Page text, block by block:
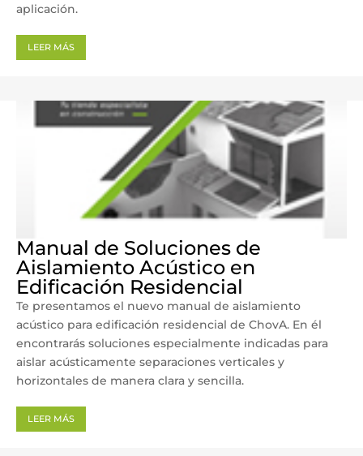
aplicación.
LEER MÁS
Manual de Soluciones de
Aislamiento Acústico en
Edificación Residencial
Te presentamos el nuevo manual de aislamiento
acústico para edificación residencial de ChovA. En él
encontrarás soluciones especialmente indicadas para
aislar acústicamente separaciones verticales y
horizontales de manera clara y sencilla.
LEER MÁS